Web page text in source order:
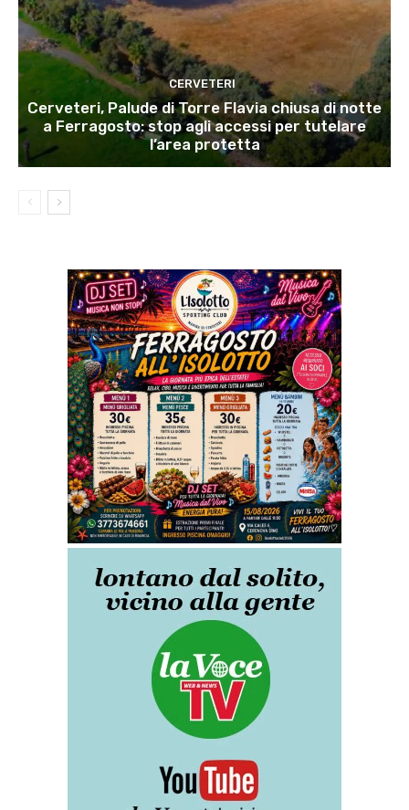
CERVETERI
Cerveteri, Palude di Torre Flavia chiusa di notte
a Ferragosto: stop agli accessi per tutelare
l’area protetta